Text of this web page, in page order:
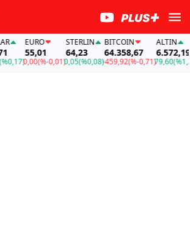
EURO
55,01
(%-0,01)
STERLIN
64,23
0,05(%0,08)
BITCOIN
64.358,67
-459,92(%-0,71)
ALTIN
6.572,19
79,60(%1,23)0,04